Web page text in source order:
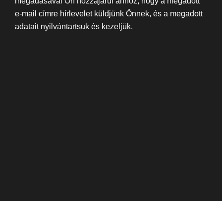
e-mail címre hírlevelet küldjünk Önnek, és a megadott
adatait nyilvántartsuk és kezeljük.